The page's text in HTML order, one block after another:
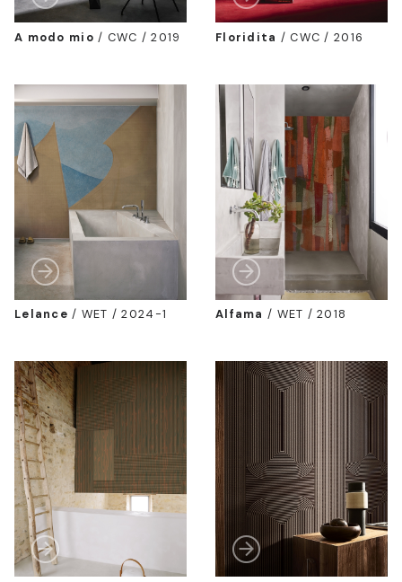
A modo mio / CWC / 2019 Floridita /CWC / 2016
Lelance / WET / 2024-1 Alfama / WET / 2018